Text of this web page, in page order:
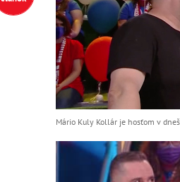
Mário Kuly Kollár je hosťom v